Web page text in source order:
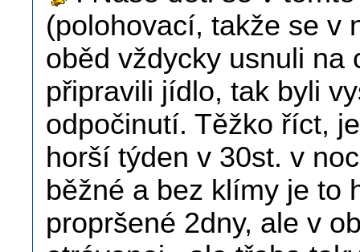
(polohovací, takže se v
oběd vždycky usnuli na
připravili jídlo, tak byli
odpočinutí. Těžko říct,
horší týden v 30st. v
běžné a bez klímy je to
propršené 2dny, ale v